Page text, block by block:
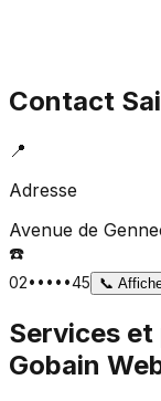
Contact
📍
Adresse
Avenue de
☎️
02•••••45 📞
Services
Gobain